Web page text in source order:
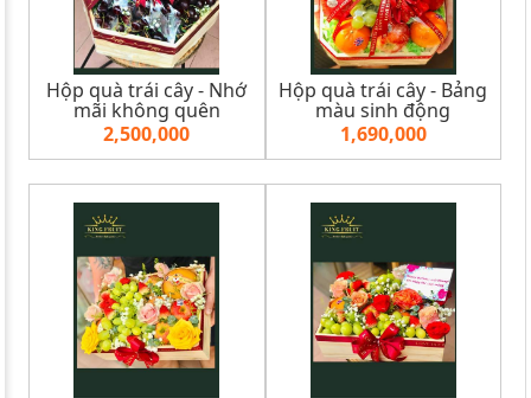
Hộp quà trái cây - Nhớ
mãi không quên
2,500,000
Hộp quà trái cây - Bảng
màu sinh động
1,690,000